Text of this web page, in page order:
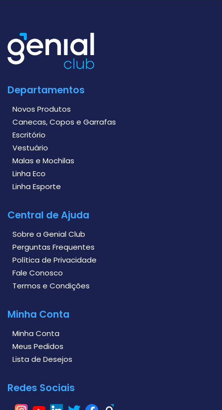
Departamentos
Novos Produtos
Canecas, Copos e Garrafas
Escritório
Vestuário
Malas e Mochilas
Linha Eco
Linha Esporte
Central de Ajuda
Sobre a Genial Club
Perguntas Frequentes
Política de Privacidade
Fale Conosco
Termos e Condições
Minha Conta
Minha Conta
Meus Pedidos
Lista de Desejos
Redes Sociais